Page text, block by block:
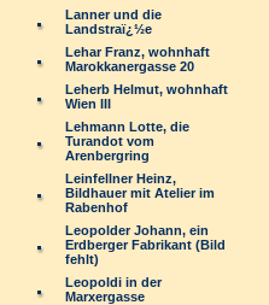
Lanner und die
Landstraï¿½e
Lehar Franz, wohnhaft
Marokkanergasse 20
Leherb Helmut, wohnhaft
Wien III
Lehmann Lotte, die
Turandot vom
Arenbergring
Leinfellner Heinz,
Bildhauer mit Atelier im
Rabenhof
Leopolder Johann, ein
Erdberger Fabrikant (Bild
fehlt)
Leopoldi in der
Marxergasse